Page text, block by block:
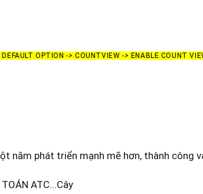
OPTION -> COUNTVIEW -> ENABLE COUNT
năm phát triển mạnh mẽ hơn, thành công